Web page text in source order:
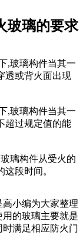
璃的要求
,玻璃构件当其一
透或背火面出现
,玻璃构件当其一
超过规定值的能
璃构件从受火的
段时间。
小编为大家整理
的玻璃主要就是
满足相应防火门